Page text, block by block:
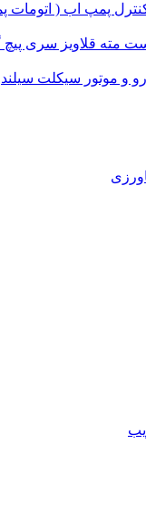
پمپ اب ( اتومات
مته قلاویز سری پیچ
و موتور سیکلت